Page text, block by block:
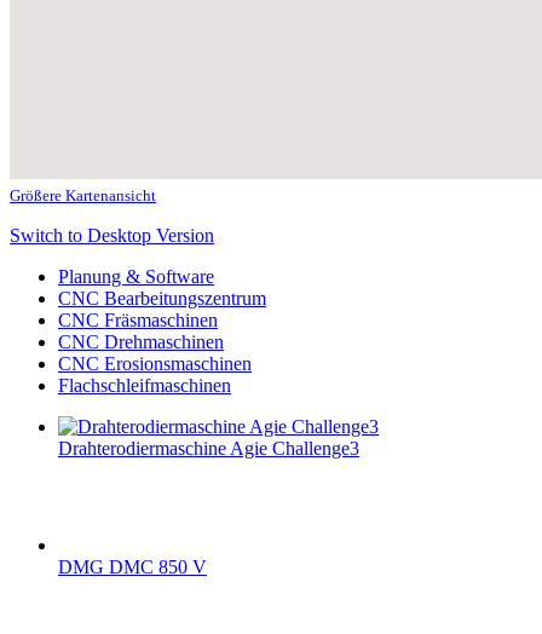
Größere Kartenansicht
Switch to Desktop Version
Planung & Software
CNC Bearbeitungszentrum
CNC Fräsmaschinen
CNC Drehmaschinen
CNC Erosionsmaschinen
Flachschleifmaschinen
Drahterodiermaschine Agie Challenge3
DMG DMC 850 V